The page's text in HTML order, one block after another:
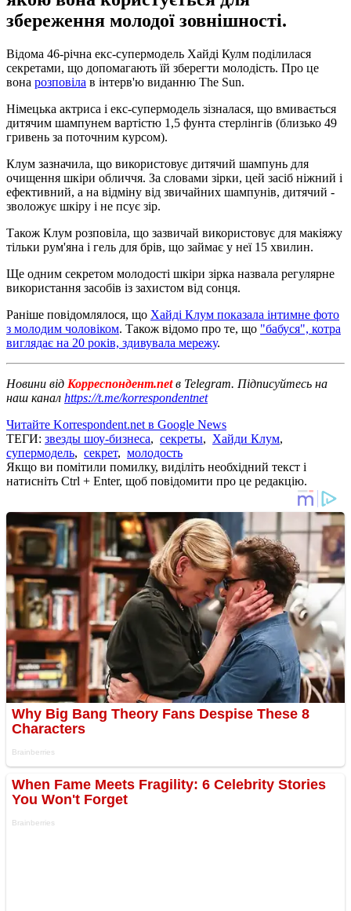
збереження молодої зовнішності.
Відома 46-річна екс-супермодель Хайді Кулм поділилася
секретами, що допомагають їй зберегти молодість. Про це
вона розповіла в інтерв'ю виданню The Sun.
Німецька актриса і екс-супермодель зізналася, що вмивається
дитячим шампунем вартістю 1,5 фунта стерлінгів (близько 49
гривень за поточним курсом).
Клум зазначила, що використовує дитячий шампунь для
очищення шкіри обличчя. За словами зірки, цей засіб ніжний і
ефективний, а на відміну від звичайних шампунів, дитячий -
зволожує шкіру і не псує зір.
Також Клум розповіла, що зазвичай використовує для макіяжу
тільки рум'яна і гель для брів, що займає у неї 15 хвилин.
Ще одним секретом молодості шкіри зірка назвала регулярне
використання засобів із захистом від сонця.
Раніше повідомлялося, що Хайді Клум показала інтимне фото
з молодим чоловіком. Також відомо про те, що "бабуся", котра
виглядає на 20 років, здивувала мережу.
Новини від Корреспондент.netв Telegram. Підписуйтесь на
наш канал https://t.me/korrespondentnet
Читайте Korrespondent.net в Google News
ТЕГИ: звезды шоу-бизнеса, секреты, Хайди Клум,
супермодель, секрет, молодость
Якщо ви помітили помилку, виділіть необхідний текст і
натисніть Ctrl + Enter, щоб повідомити про це редакцію.